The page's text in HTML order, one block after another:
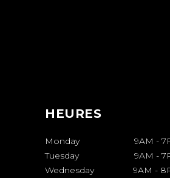
HEURES
Monday 9AM -
Tuesday
9AM -
Wednesday
9AM -